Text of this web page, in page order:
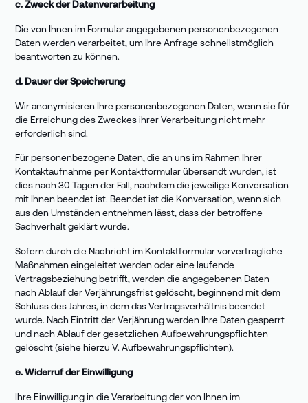
c. Zweck der Datenverarbeitung
Die von Ihnen im Formular angegebenen personenbezogenen
Daten werden verarbeitet, um Ihre Anfrage schnellstmöglich
beantworten zu können.
d. Dauer der Speicherung
Wir anonymisieren Ihre personenbezogenen Daten, wenn sie für
die Erreichung des Zweckes ihrer Verarbeitung nicht mehr
erforderlich sind.
Für personenbezogene Daten, die an uns im Rahmen Ihrer
Kontaktaufnahme per Kontaktformular übersandt wurden, ist
dies nach 30 Tagen der Fall, nachdem die jeweilige Konversation
mit Ihnen beendet ist. Beendet ist die Konversation, wenn sich
aus den Umständen entnehmen lässt, dass der betroffene
Sachverhalt geklärt wurde.
Sofern durch die Nachricht im Kontaktformular vorvertragliche
Maßnahmen eingeleitet werden oder eine laufende
Vertragsbeziehung betrifft, werden die angegebenen Daten
nach Ablauf der Verjährungsfrist gelöscht, beginnend mit dem
Schluss des Jahres, in dem das Vertragsverhältnis beendet
wurde. Nach Eintritt der Verjährung werden Ihre Daten gesperrt
und nach Ablauf der gesetzlichen Aufbewahrungspflichten
gelöscht (siehe hierzu V. Aufbewahrungspflichten).
e. Widerruf der Einwilligung
Ihre Einwilligung in die Verarbeitung der von Ihnen im